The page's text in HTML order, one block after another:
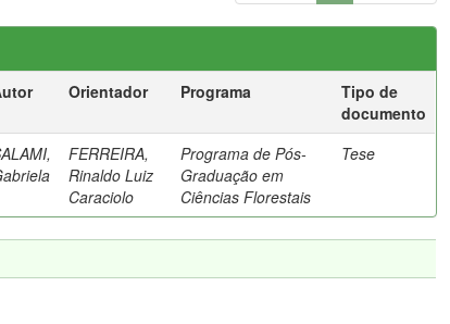
Orientador Programa
Tipo de
documento
FERREIRA,
Rinaldo Luiz
Caraciolo
Programa de Pós-
Graduação em
Ciências Florestais
Tese